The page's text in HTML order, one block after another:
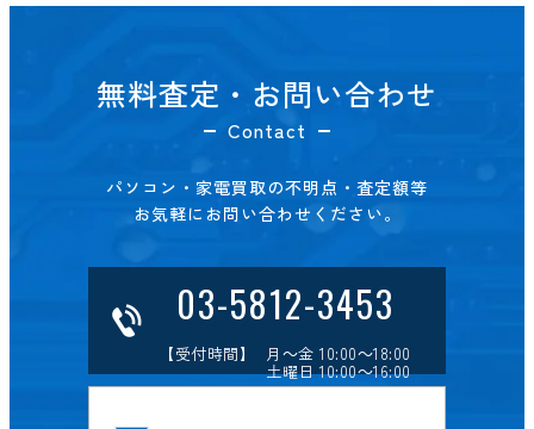
無料査定・お問い合わせ
Contact
パソコン・家電買取の不明点・査定額等
お気軽にお問い合わせください。
03-5812-3453
【受付時間】 月～金 10:00～18:00
土曜日 10:00～16:00